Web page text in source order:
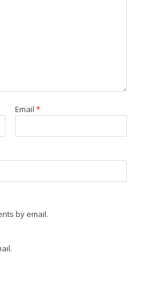
Email *
by email.